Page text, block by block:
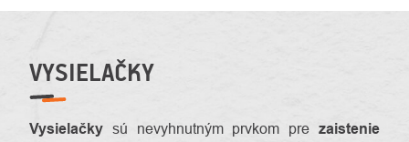
VYSIELAČKY
Vysielačky sú nevyhnutným prvkom pre zaistenie